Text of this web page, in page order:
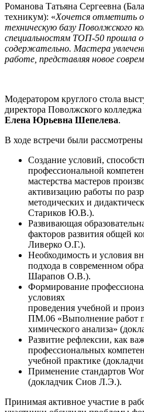
Романова Татьяна Сергеевна
техникум): «Хочется отметить
техническую базу Поволжского
специальностям ТОП-50 прошла
содержательно. Мастера
работе, представляя новое
Модератором круглого стола
директора Поволжского
Елена Юрьевна Шепелева.
В ходе встречи были
Создание условий,
профессиональной
мастерства мастеров
активизацию работы по
методических и
Стариков Ю.В.).
Развивающая
факторов развития общей
Ливерко О.Г.).
Необходимость и условия
подхода в современном
Шарапов О.В.).
Формирование
условиях
проведения учебной и
ПМ.06 «Выполнение работ
химического анализа»
Развитие рефлексии, как
профессиональных
учебной практике
Применение стандартов
(докладчик Сиов Л.Э.).
Принимая активное участие в